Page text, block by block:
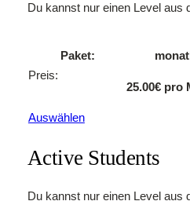
Du kannst nur einen Level aus
25.00€ pro
Auswählen
Active Students
Du kannst nur einen Level aus